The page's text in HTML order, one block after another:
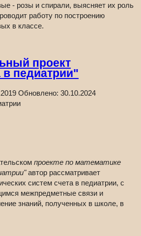
- розы и спирали, выясняет их роль
работу по построению
в классе.
проект
педиатрии"
Обновлено: 30.10.2024
проекте по математике
автор рассматривает
систем счета в педиатрии, с
межпредметные связи и
знаний, полученных в школе, в